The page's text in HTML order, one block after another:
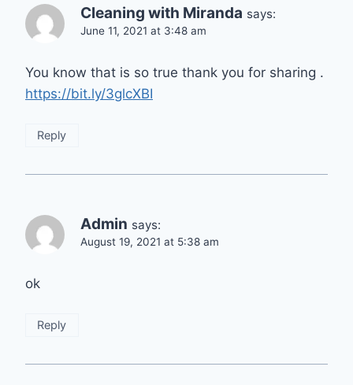
Cleaning with Miranda says:
June 11, 2021 at 3:48 am
You know that is so true thank you for sharing .
https://bit.ly/3glcXBI
Reply
Admin says:
August 19, 2021 at 5:38 am
ok
Reply